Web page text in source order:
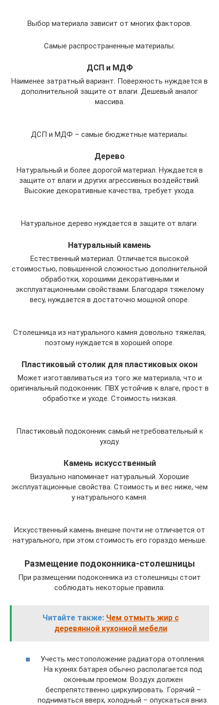
Выбор материала зависит от многих факторов.
Самые распространенные материалы:
ДСП и МДФ
Наименее затратный вариант. Поверхность нуждается в
дополнительной защите от влаги. Дешевый аналог
массива.
ДСП и МДФ – самые бюджетные материалы.
Дерево
Натуральный и более дорогой материал. Нуждается в
защите от влаги и других агрессивных воздействий.
Высокие декоративные качества, требует ухода.
Натуральное дерево нуждается в защите от влаги.
Натуральный камень
Естественный материал. Отличается высокой
стоимостью, повышенной сложностью дополнительной
обработки, хорошими декоративными и
эксплуатационными свойствами. Благодаря тяжелому
весу, нуждается в достаточно мощной опоре.
Столешница из натурального камня довольно тяжелая,
поэтому нуждается в хорошей опоре.
Пластиковый столик для пластиковых окон
Может изготавливаться из того же материала, что и
оригинальный подоконник. ПВХ устойчив к влаге, прост в
обработке и уходе. Стоимость низкая.
Пластиковый подоконник самый нетребовательный к
уходу.
Камень искусственный
Визуально напоминает натуральный. Хорошие
эксплуатационные свойства. Стоимость и вес ниже, чем
у натурального камня.
Искусственный камень внешне почти не отличается от
натурального, при этом стоимость его гораздо меньше.
Размещение подоконника-столешницы
При размещении подоконника из столешницы стоит
соблюдать некоторые правила:
Читайте также: Чем отмыть жир с
деревянной кухонной мебели
Учесть местоположение радиатора отопления.
На кухнях батарея обычно располагается под
оконным проемом. Воздух должен
беспрепятственно циркулировать. Горячий –
подниматься вверх, холодный – опускаться вниз.